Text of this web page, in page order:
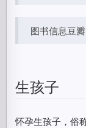
图书信息豆
生孩子
怀孕生孩子，俗